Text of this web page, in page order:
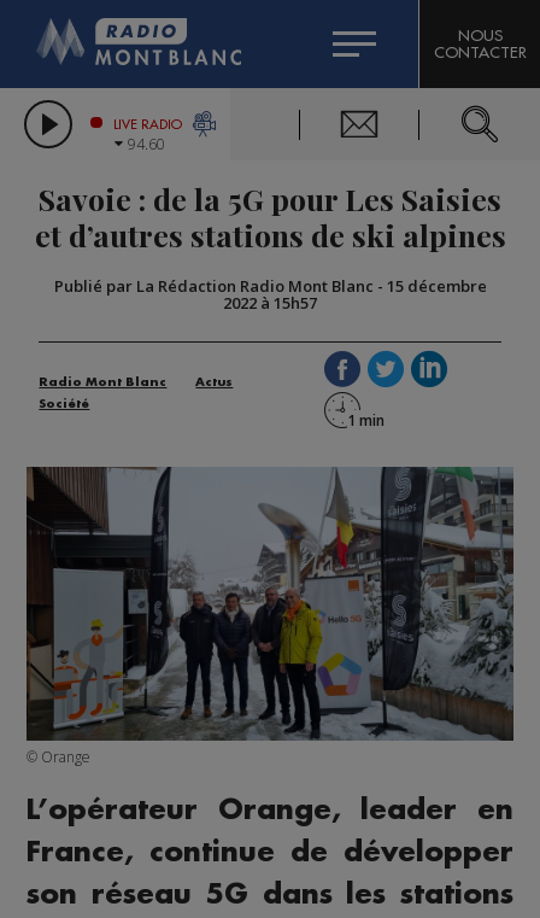
LES CHRONIQUES DE L'EXPERT
CITIZEN MACHINERY
GRAND MASSIF DOMAINES SKIABLES
BIGARD
COMPAGNIE DU MONT-BLANC
NOUS
CONTACTER
LIVE RADIO
94.60
Savoie : de la 5G pour Les Saisies
et d’autres stations de ski alpines
Publié par La Rédaction Radio Mont Blanc - 15 décembre
2022 à 15h57
Radio Mont Blanc
Actus
Société
© Orange
L’opérateur Orange, leader en
France, continue de développer
son réseau 5G dans les stations